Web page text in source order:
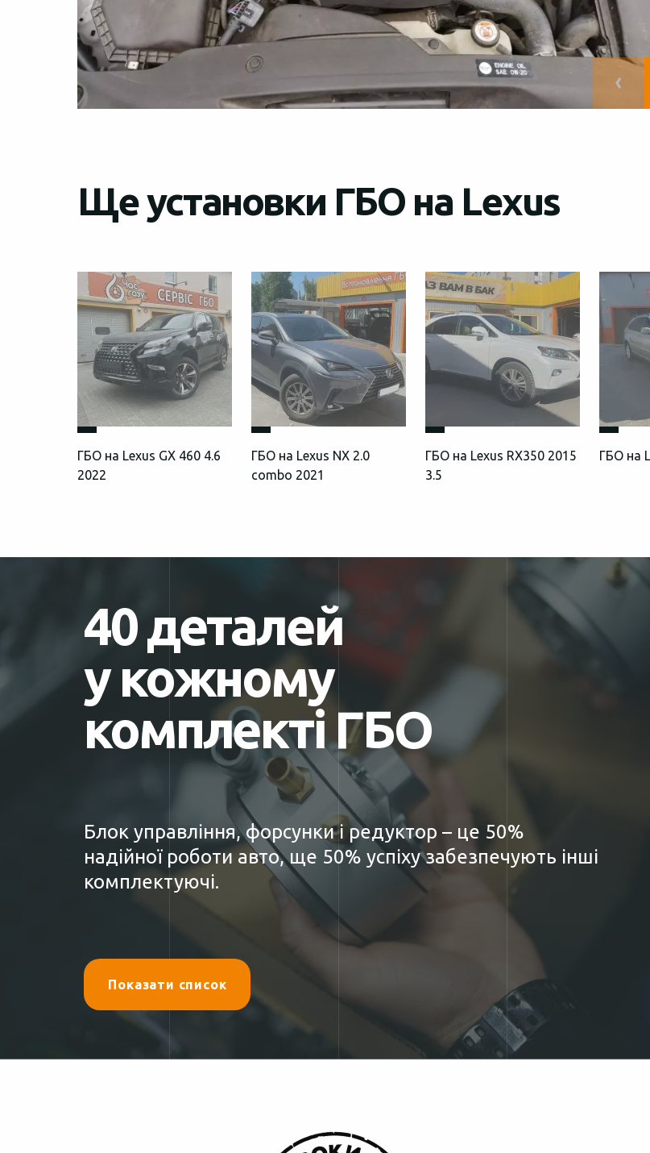
Ще установки ГБО на Lexus
ГБО на Lexus GX 460 4.6
2022
ГБО на Lexus NX 2.0
combo 2021
ГБО на Lexus RX350 2015
3.5
ГБО на
40 деталей
у кожному
комплекті ГБО
Блок управління, форсунки і редуктор – це 50%
надійної роботи авто, ще 50% успіху забезпечують інші
комплектуючі.
Показати список